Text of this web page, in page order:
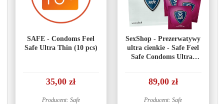
SAFE - Condoms Feel
Safe Ultra Thin (10 pcs)
35,00 zł
Producent: Safe
SexShop - Prezerwatywy
ultra cienkie - Safe Feel
Safe Condoms Ultra-
89,00 zł
Producent: Safe